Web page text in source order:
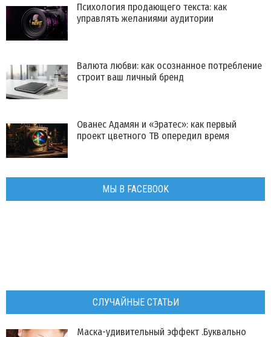
Психология продающего текста: как
управлять желаниями аудитории
Валюта любви: как осознанное потребление
строит ваш личный бренд
Ованес Адамян и «Эратес»: как первый
проект цветного ТВ опередил время
МЫ В FACEBOOK
СЛУЧАЙНЫЕ СТАТЬИ
Маска-удивительный эффект .Буквально